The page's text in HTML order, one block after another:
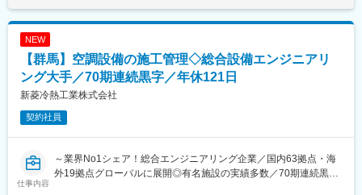
■当社について：
公共施設などへ防災設備の提案・設置・点検を通じ、安全で安心
な都市環境づくりに貢献しています。
業務実績：https://izmc.co.jp/works/
■業務内容
建物の図面を見ながら、「この建物はどれくらいエネルギーを使
うのか？」ということを専用ソフトを使って計算します。その結
計算結果に基づいて、お客様（設計者）にわかりやすく報告した
り、必要に応じて「もっと省エネにするにはどうしたらいい
NEW
【群馬】空調設備の施工管理◇総合設備エンジニアリ
ング大手／70期連続黒字／年休121日
新菱冷熱工業株式会社
契約社員
仕事内容
～業界No1シェア！総合エンジニアリング企業／国内63拠点・海
外19拠点グローバルに展開◎有名施設の実績多数／70期連続黒字